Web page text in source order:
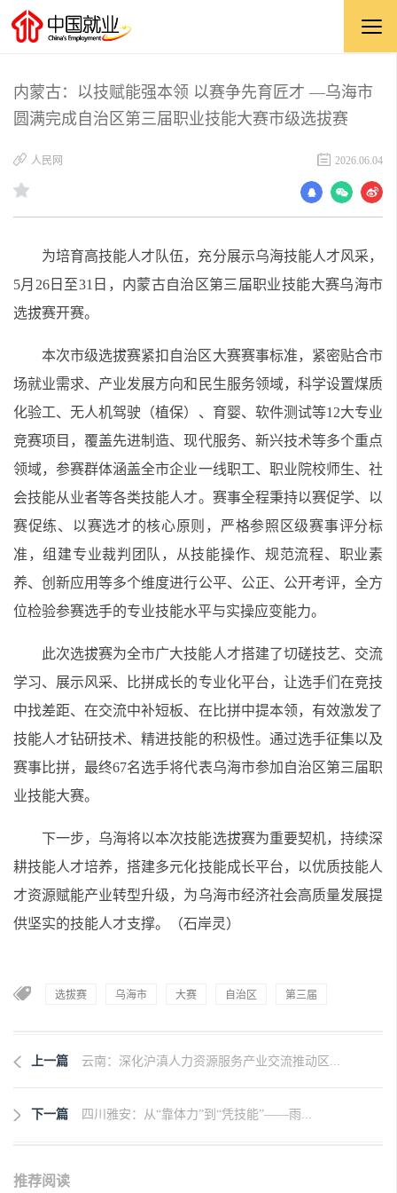
内蒙古：以技赋能强本领 以赛争先育匠才 —乌海市
圆满完成自治区第三届职业技能大赛市级选拔赛
​人民网 2026.06.04
为培育高技能人才队伍，充分展示乌海技能人才风采，
5月26日至31日，内蒙古自治区第三届职业技能大赛乌海市
选拔赛开赛。
本次市级选拔赛紧扣自治区大赛赛事标准，紧密贴合市
场就业需求、产业发展方向和民生服务领域，科学设置煤质
化验工、无人机驾驶（植保）、育婴、软件测试等12大专业
竞赛项目，覆盖先进制造、现代服务、新兴技术等多个重点
领域，参赛群体涵盖全市企业一线职工、职业院校师生、社
会技能从业者等各类技能人才。赛事全程秉持以赛促学、以
赛促练、以赛选才的核心原则，严格参照区级赛事评分标
准，组建专业裁判团队，从技能操作、规范流程、职业素
养、创新应用等多个维度进行公平、公正、公开考评，全方
位检验参赛选手的专业技能水平与实操应变能力。
此次选拔赛为全市广大技能人才搭建了切磋技艺、交流
学习、展示风采、比拼成长的专业化平台，让选手们在竞技
中找差距、在交流中补短板、在比拼中提本领，有效激发了
技能人才钻研技术、精进技能的积极性。通过选手征集以及
赛事比拼，最终67名选手将代表乌海市参加自治区第三届职
业技能大赛。
下一步，乌海将以本次技能选拔赛为重要契机，持续深
耕技能人才培养，搭建多元化技能成长平台，以优质技能人
才资源赋能产业转型升级，为乌海市经济社会高质量发展提
供坚实的技能人才支撑。（石岸灵）
选拔赛 乌海市 大赛 自治区 第三届
上一篇 云南：深化沪滇人力资源服务产业交流推动区...
下一篇 四川雅安：从“靠体力”到“凭技能”——雨...
推荐阅读